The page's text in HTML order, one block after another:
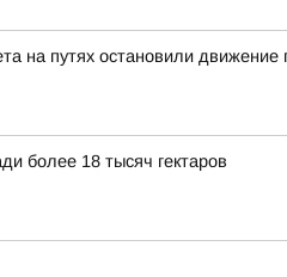
на путях остановили движение
более 18 тысяч гектаров